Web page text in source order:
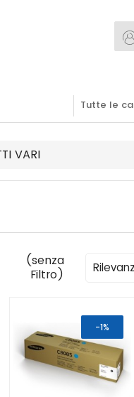
VARI
(senza
Filtro)
-1%